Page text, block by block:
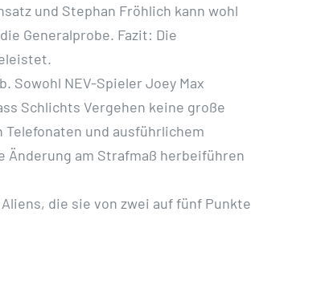
und Stephan Fröhlich kann wohl
Generalprobe. Fazit: Die
Sowohl NEV-Spieler Joey Max
Schlichts Vergehen keine große
und ausführlichem
am Strafmaß herbeiführen
die sie von zwei auf fünf Punkte